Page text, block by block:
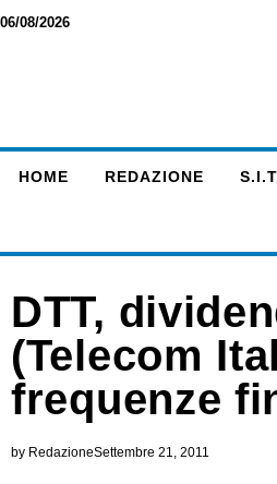
06/08/2026
HOME REDAZIONE
DTT,
(Telecom
frequenze
by RedazioneSettembre 21, 2011